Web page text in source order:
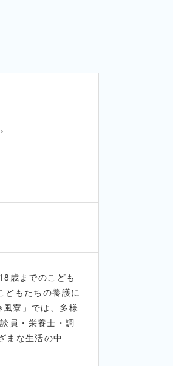
歳までのこども
どもたちの養護に
寮」では、多様
員・栄養士・調
まな生活の中